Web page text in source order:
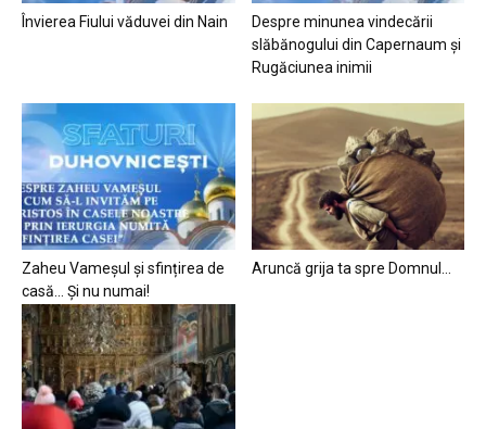
Învierea Fiului văduvei din Nain
Despre minunea vindecării
slăbănogului din Capernaum și
Rugăciunea inimii
Zaheu Vameșul și sfințirea de
casă… Și nu numai!
Aruncă grija ta spre Domnul…